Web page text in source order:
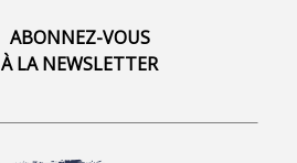
ABONNEZ-VOUS
À LA NEWSLETTER